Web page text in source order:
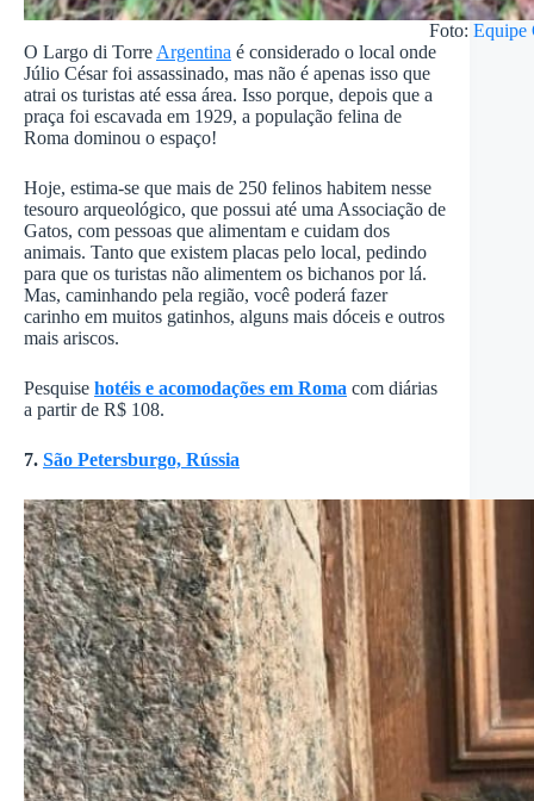
Foto: Equipe
O Largo di Torre Argentina é considerado o local onde
Júlio César foi assassinado, mas não é apenas isso que
atrai os turistas até essa área. Isso porque, depois que a
praça foi escavada em 1929, a população felina de
Roma dominou o espaço!
Hoje, estima-se que mais de 250 felinos habitem nesse
tesouro arqueológico, que possui até uma Associação de
Gatos, com pessoas que alimentam e cuidam dos
animais. Tanto que existem placas pelo local, pedindo
para que os turistas não alimentem os bichanos por lá.
Mas, caminhando pela região, você poderá fazer
carinho em muitos gatinhos, alguns mais dóceis e outros
mais ariscos.
Pesquise hotéis e acomodações em Roma com diárias
a partir de R$ 108.
7. São Petersburgo, Rússia